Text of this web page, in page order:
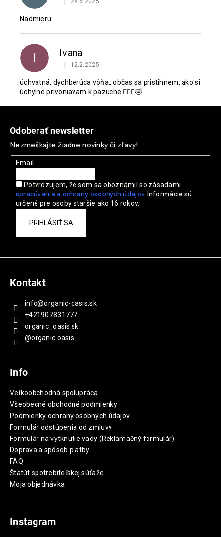
Hodnotenie produktu je 5 z 5 hviezdičiek.
28.6.2025
Nadmieru
I Ivana
Hodnotenie produktu je 5 z 5 hviezdičiek.
12.2.2025
úchvatná, dychberúca vôňa…občas sa pristihnem, ako si
úchylne privoniavam k pazuche 🤦🏼‍♀️🤣
Odoberať newsletter
Nezmeškajte žiadne novinky či zľavy!
Email
Potvrdzujem, že som sa oboznámil so zásadami
spracúvania a ochrany osobných údajov. Informácie sú
určené pre osoby staršie ako 16 rokov.
PRIHLÁSIŤ SA
Kontakt
info@organic-oasis.sk
+421907831777
organic_oasis.sk
@organic.oasis
Info
Veľkoobchodná spolupráca
Všeobecné obchodné podmienky
Podmienky ochrany osobných údajov
Formulár odstúpenia od zmluvy
Formulár na vytknutie vady (Reklamačný formulár)
Doprava a spôsob platby
FAQ
Štatút spotrebiteľskej súťaže
Moja objednávka
Instagram